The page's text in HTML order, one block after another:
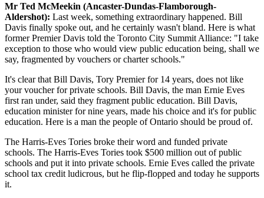
Mr Ted McMeekin (Ancaster-Dundas-Flamborough-
Aldershot): Last week, something extraordinary happened. Bill
Davis finally spoke out, and he certainly wasn't bland. Here is what
former Premier Davis told the Toronto City Summit Alliance: "I take
exception to those who would view public education being, shall we
say, fragmented by vouchers or charter schools."
It's clear that Bill Davis, Tory Premier for 14 years, does not like
your voucher for private schools. Bill Davis, the man Ernie Eves
first ran under, said they fragment public education. Bill Davis,
education minister for nine years, made his choice and it's for public
education. Here is a man the people of Ontario should be proud of.
The Harris-Eves Tories broke their word and funded private
schools. The Harris-Eves Tories took $500 million out of public
schools and put it into private schools. Ernie Eves called the private
school tax credit ludicrous, but he flip-flopped and today he supports
it.